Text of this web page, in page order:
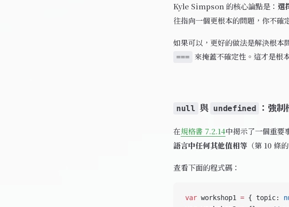
Kyle Simpson 的核心論點是： 選
往指向一個更根本的問題，你不確
如果可以，更好的做法是解決根本
=== 來掩蓋不確定性。這才是根
null 與 undefined ：強
在規格書 7.2.14中揭示了一個重要
語言中任何其他值相等 （第 10 條的
查看下面的程式碼：
var workshop1 = { topic: